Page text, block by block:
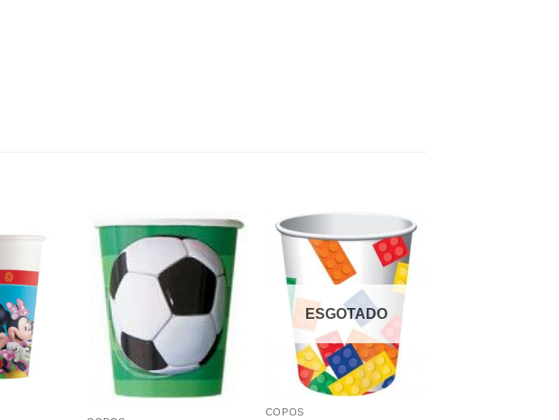
ESGOTADO
COPOS